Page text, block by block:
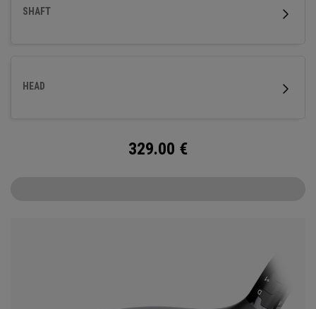
SHAFT
HEAD
329.00 €